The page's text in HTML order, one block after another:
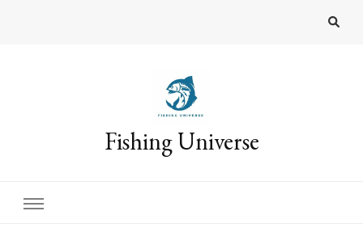
Fishing Universe